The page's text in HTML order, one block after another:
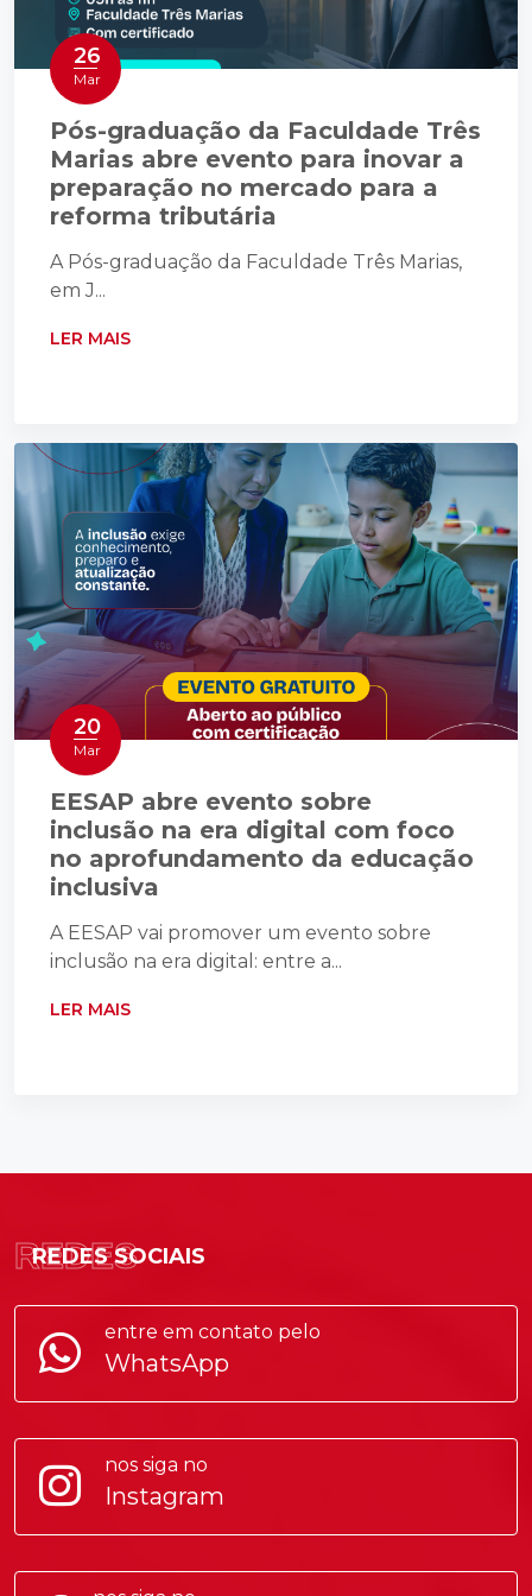
26
Mar
Pós-graduação da Faculdade Três
Marias abre evento para inovar a
preparação no mercado para a
reforma tributária
A Pós-graduação da Faculdade Três Marias,
em J...
LER MAIS
20
Mar
EESAP abre evento sobre
inclusão na era digital com foco
no aprofundamento da educação
inclusiva
A EESAP vai promover um evento sobre
inclusão na era digital: entre a...
LER MAIS
REDES SOCIAIS
REDES
entre em contato pelo
WhatsApp
nos siga no
Instagram